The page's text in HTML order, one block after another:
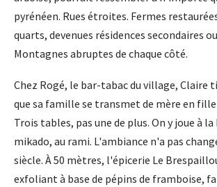
pyrénéen. Rues étroites. Fermes
quarts, devenues résidences secondaires
Montagnes abruptes de chaque côté.
Chez Rogé, le bar-tabac du village,
que sa famille se transmet de mère en fille
Trois tables, pas une de plus. On y joue à
mikado, au rami. L'ambiance n'a pas
siècle. À 50 mètres, l'épicerie Le
exfoliant à base de pépins de framboise,